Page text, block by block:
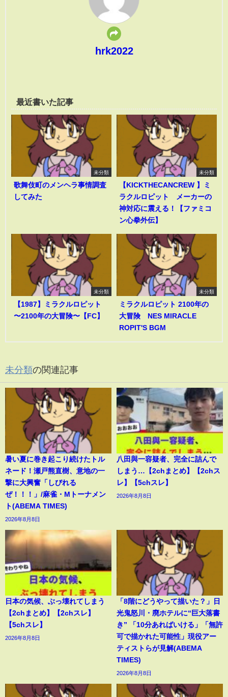
hrk2022
最近書いた記事
未分類
歌舞伎町のメンヘラ事情調査
してみた
未分類
【KICKTHECANCREW 】ミ
ラクルロピット メーカーの
神対応に震える！【ファミコ
ン心拳外伝】
未分類
【1987】ミラクルロピット
〜2100年の大冒険〜【FC】
未分類
ミラクルロピット 2100年の
大冒険 NES MIRACLE
ROPIT'S BGM
未分類の関連記事
暑い夏に巻き起こり続けたトル
ネード！瀬戸熊直樹、意地の一
撃に大興奮「しびれる
ぜ！！！」/麻雀・Mトーナメン
ト(ABEMA TIMES)
2026年8月8日
八田與一容疑者、完全に詰んで
しまう…【2chまとめ】【2chス
レ】【5chスレ】
2026年8月8日
日本の気候、ぶっ壊れてしまう
【2chまとめ】【2chスレ】
【5chスレ】
2026年8月8日
「8階にどうやって描いた？」日
光鬼怒川・廃ホテルに“巨大落書
き” 「10分あればいける」「無許
可で描かれた可能性」現役アー
ティストらが見解(ABEMA
TIMES)
2026年8月8日